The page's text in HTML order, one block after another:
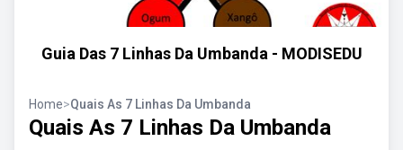
Guia Das 7 Linhas Da Umbanda - MODISEDU
Home>Quais As 7 Linhas Da Umbanda
Quais As 7 Linhas Da Umbanda